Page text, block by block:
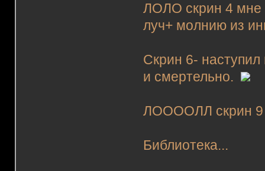
ЛОЛО скрин 4
луч+ молнию из
Скрин 6- наступил
и смертельно.
ЛООООЛЛ скрин
Библиотека...